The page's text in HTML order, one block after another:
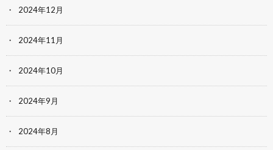
2024年12月
2024年11月
2024年10月
2024年9月
2024年8月